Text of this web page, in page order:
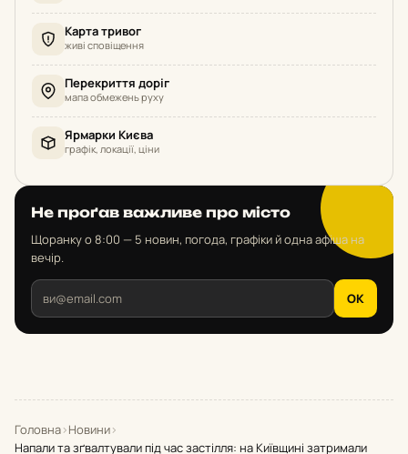
Карта тривог
живі сповіщення
Перекриття доріг
мапа обмежень руху
Ярмарки Києва
графік, локації, ціни
Не проґав важливе про місто
Щоранку о 8:00 — 5 новин, погода, графіки й одна афіша на
вечір.
OK
Головна›Новини›
Напали та зґвалтували під час застілля: на Київщині затримали